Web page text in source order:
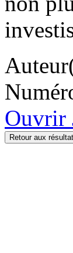
Ouvrir
Retour aux